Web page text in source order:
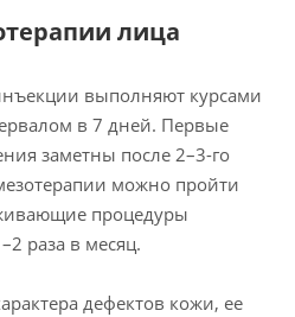
лица
выполняют курсами
в 7 дней. Первые
заметны после 2–3-го
можно пройти
процедуры
раза в месяц.
дефектов кожи, ее